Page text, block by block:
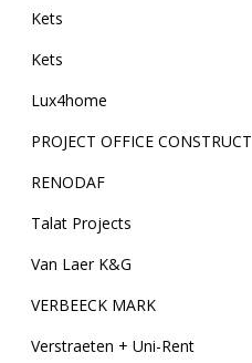
Kets
Kets
Lux4home
PROJECT OFFICE CONSTRUCT
RENODAF
Talat Projects
Van Laer K&G
VERBEECK MARK
Verstraeten + Uni-Rent